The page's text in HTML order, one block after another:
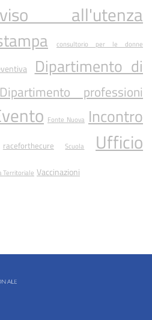
all'utenza
consultorio per le donne
Dipartimento di
Dipartimento professioni
Fonte Nuova Incontro
raceforthecure Scuola
Ufficio
Territoriale Vaccinazioni